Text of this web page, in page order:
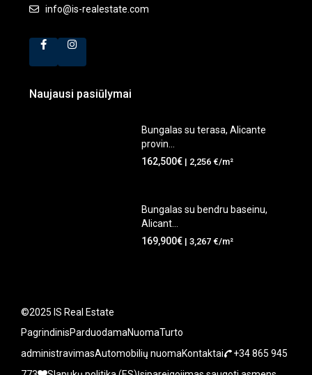
info@is-realestate.com
Naujausi pasiūlymai
Bungalas su terasa, Alicante
provin...
162,500€ | 2,256 €/m²
Bungalas su bendru baseinu,
Alicant...
169,900€ | 3,267 €/m²
©2025 IS Real Estate
PagrindinisParduodamaNuomaTurto
administravimasAutomobilių nuomaKontaktai
+34 865 945